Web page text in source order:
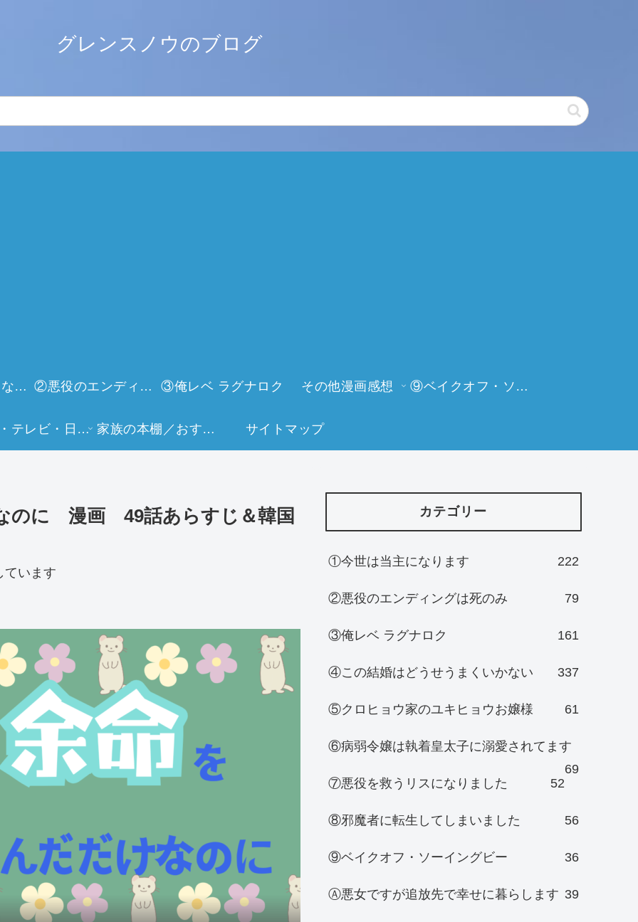
グレンスノウのブログ
①今世は当主になります ②悪役のエンディングは死のみ ③俺レベ ラグナロク その他漫画感想 ⑨ベイクオフ・ソーイングビー
映画・テレビ・日常生活 家族の本棚／おすすめミュージアム サイトマップ
のに 漫画 49話あらすじ＆韓国
ています
カテゴリー
①今世は当主になります 222
②悪役のエンディングは死のみ 79
③俺レベ ラグナロク 161
④この結婚はどうせうまくいかない 337
⑤クロヒョウ家のユキヒョウお嬢様 61
⑥病弱令嬢は執着皇太子に溺愛されてます
69
⑦悪役を救うリスになりました
52
⑧邪魔者に転生してしまいました 56
⑨ベイクオフ・ソーイングビー 36
Ⓐ悪女ですが追放先で幸せに暮らします 39